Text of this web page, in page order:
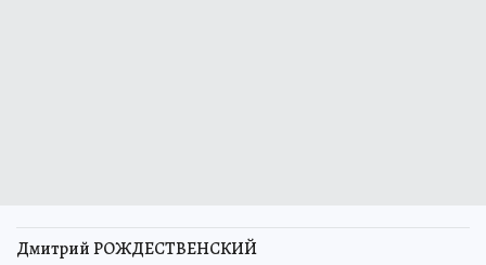
Дмитрий РОЖДЕСТВЕНСКИЙ